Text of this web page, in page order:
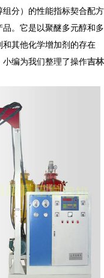
分）的性能指标契合配方
。它是以聚醚多元醇和多
其他化学增加剂的存在
编为我们整理了操作吉林